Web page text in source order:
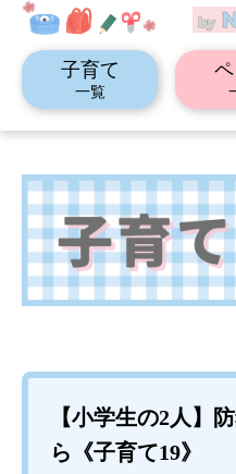
子育て
一覧
【小学生の2人】
ら《子育て19》